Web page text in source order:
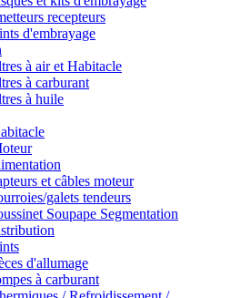
recepteurs
d'embrayage
à air et Habitacle
à carburant
à huile
et câbles moteur
galets tendeurs
Soupape Segmentation
d'allumage
à carburant